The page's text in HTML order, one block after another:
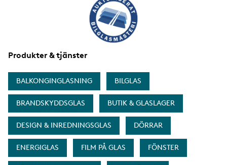
Produkter & tjänster
BALKONGINGLASNING BILGLAS
BRANDSKYDDSGLAS BUTIK & GLASLAGER
DESIGN & INREDNINGSGLAS DÖRRAR
ENERGIGLAS FILM PÅ GLAS FÖNSTER